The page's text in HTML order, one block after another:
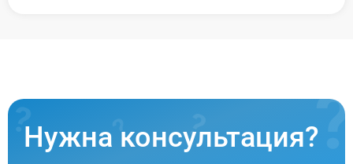
Нужна консультация?